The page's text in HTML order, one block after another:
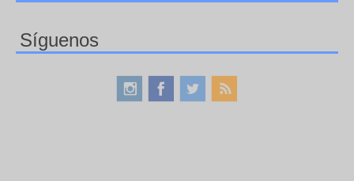
Síguenos